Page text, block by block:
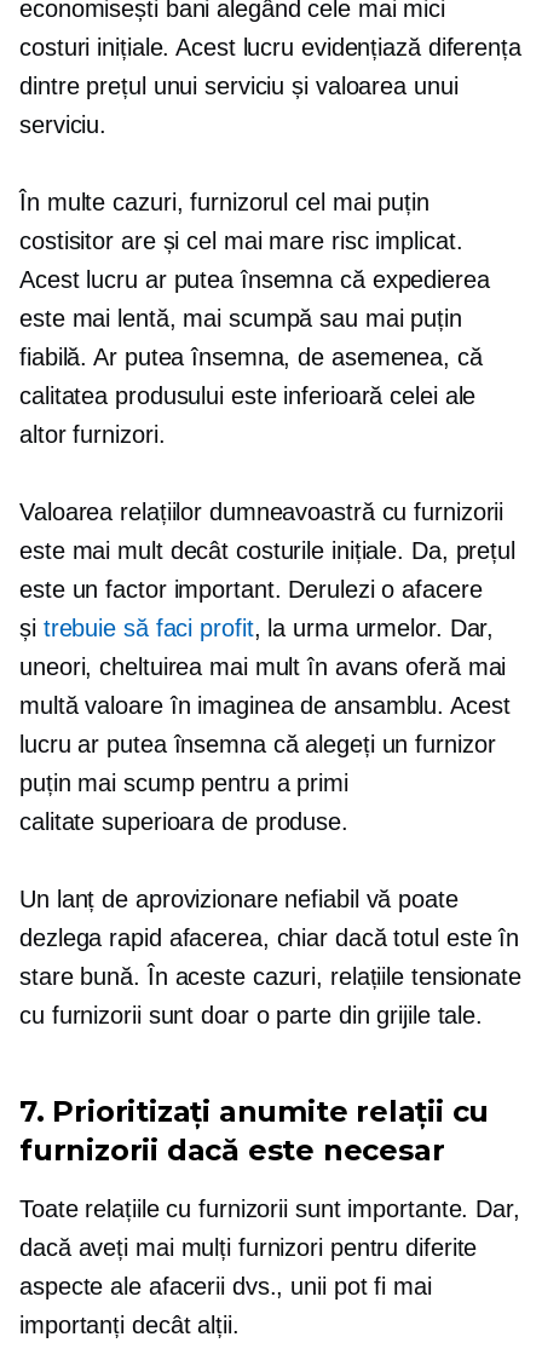
economisești bani alegând cele mai mici
costuri inițiale. Acest lucru evidențiază diferența
dintre prețul unui serviciu și valoarea unui
serviciu.
În multe cazuri, furnizorul cel mai puțin
costisitor are și cel mai mare risc implicat.
Acest lucru ar putea însemna că expedierea
este mai lentă, mai scumpă sau mai puțin
fiabilă. Ar putea însemna, de asemenea, că
calitatea produsului este inferioară celei ale
altor furnizori.
Valoarea relațiilor dumneavoastră cu furnizorii
este mai mult decât costurile inițiale. Da, prețul
este un factor important. Derulezi o afacere
și trebuie să faci profit, la urma urmelor. Dar,
uneori, cheltuirea mai mult în avans oferă mai
multă valoare în imaginea de ansamblu. Acest
lucru ar putea însemna că alegeți un furnizor
puțin mai scump pentru a primi
calitate superioara de produse.
Un lanț de aprovizionare nefiabil vă poate
dezlega rapid afacerea, chiar dacă totul este în
stare bună. În aceste cazuri, relațiile tensionate
cu furnizorii sunt doar o parte din grijile tale.
7. Prioritizați anumite relații cu
furnizorii dacă este necesar
Toate relațiile cu furnizorii sunt importante. Dar,
dacă aveți mai mulți furnizori pentru diferite
aspecte ale afacerii dvs., unii pot fi mai
importanți decât alții.